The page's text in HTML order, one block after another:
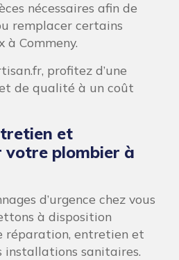
nécessaires afin de
remplacer certains
à Commeny.
profitez d’une
de qualité à un coût
et
plombier à
d’urgence chez vous
à disposition
réparation, entretien et
installations sanitaires.